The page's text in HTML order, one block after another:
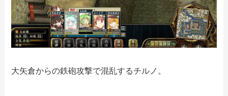
大矢倉からの鉄砲攻撃で混乱するチルノ。